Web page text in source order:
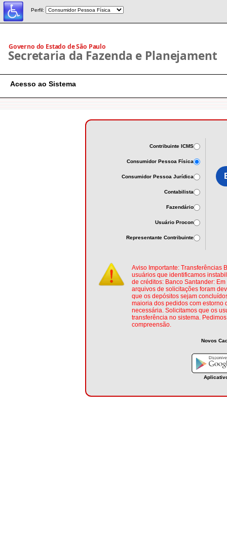
Perfil:
Acesso ao Sistema
Contribuinte ICMS
Consumidor Pessoa Física
Consumidor Pessoa Jurídica
Contabilista
Fazendário
Usuário Procon
Representante Contribuinte
Aviso Importante: Transferências
usuários que identificamos
de créditos: Banco Santander:
arquivos de solicitações foram
que os depósitos sejam
maioria dos pedidos com estorno
necessária. Solicitamos que os
transferência no sistema.
compreensão.
Novos